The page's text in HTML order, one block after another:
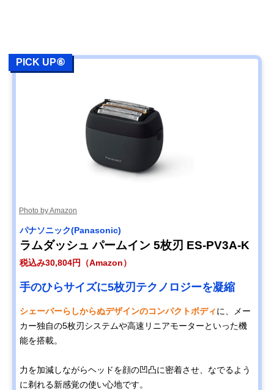
PICK UP⑥
Photo by Amazon
パナソニック(Panasonic)
ラムダッシュ パームイン 5枚刃 ES-PV3A-K
税込み30,804円（Amazon）
手のひらサイズに5枚刃テクノロジーを凝縮
シェーバーらしからぬデザインのコンパクトボディに、メー
カー独自の5枚刃システムや高速リニアモーターといった機
能を搭載。
力を加減しながらヘッドを顔の凹凸に密着させ、なでるよう
に剃れる新感覚の使い心地です。